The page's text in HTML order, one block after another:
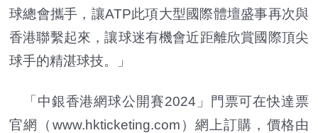
球總會攜手，讓ATP此項大型國際體壇盛事再次與
香港聯繫起來，讓球迷有機會近距離欣賞國際頂尖
球手的精湛球技。」
「中銀香港網球公開賽2024」門票可在快達票
官網（www.hkticketing.com）網上訂購，價格由